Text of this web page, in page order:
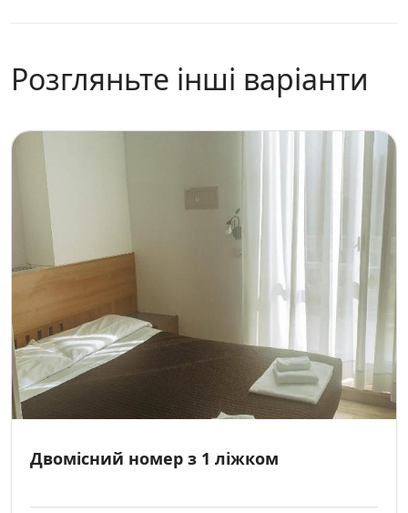
Розгляньте інші варіанти
Двомісний номер з 1 ліжком